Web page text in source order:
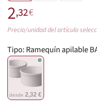
2,32€
Precio/unidad del artículo
Tipo: Ramequín apilable
desde2,32 €